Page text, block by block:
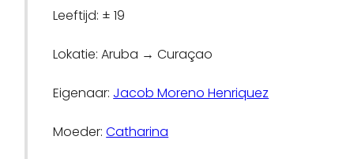
Leeftijd: ± 19
Lokatie: Aruba → Curaçao
Eigenaar: Jacob Moreno Henriquez
Moeder:Catharina